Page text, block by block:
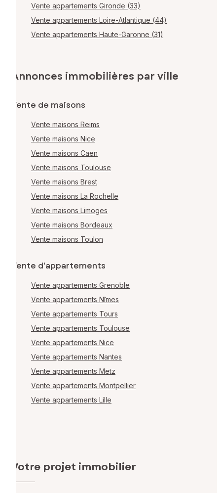
Vente appartements Gironde (33)
Vente appartements Loire-Atlantique (44)
Vente appartements Haute-Garonne (31)
Annonces immobilières par ville
Vente de maisons
Vente maisons Reims
Vente maisons Nice
Vente maisons Caen
Vente maisons Toulouse
Vente maisons Brest
Vente maisons La Rochelle
Vente maisons Limoges
Vente maisons Bordeaux
Vente maisons Toulon
Vente d'appartements
Vente appartements Grenoble
Vente appartements Nîmes
Vente appartements Tours
Vente appartements Toulouse
Vente appartements Nice
Vente appartements Nantes
Vente appartements Metz
Vente appartements Montpellier
Vente appartements Lille
Votre projet immobilier